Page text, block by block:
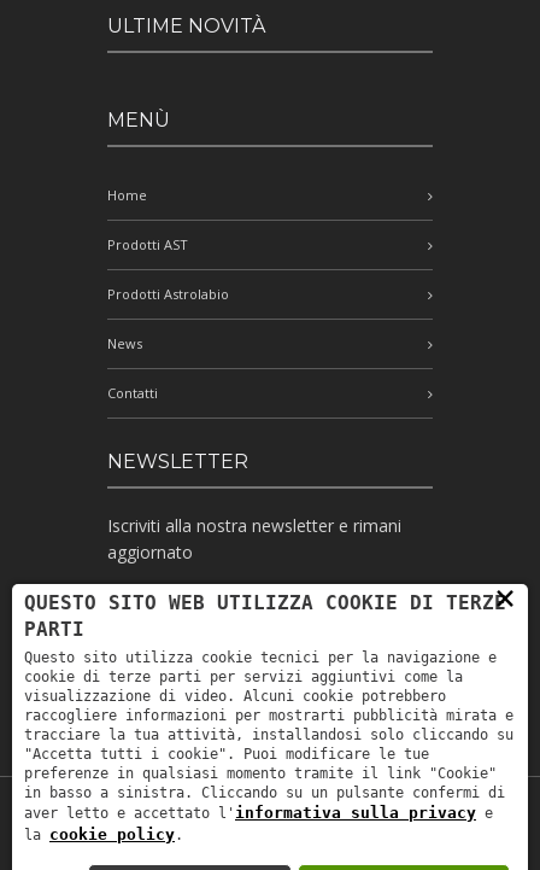
ULTIME NOVITÀ
MENÙ
Home
Prodotti AST
Prodotti Astrolabio
News
Contatti
NEWSLETTER
Iscriviti alla nostra newsletter e rimani
aggiornato
Ho letto l'informativa e autorizzo il
trattamento dei miei dati personali per le
finalità ivi indicate *
Copyright © 2019Astrolabio. P.IVA:
×
QUESTO SITO WEB UTILIZZA COOKIE DI TERZE
PARTI
Questo sito utilizza cookie tecnici per la navigazione e
cookie di terze parti per servizi aggiuntivi come la
visualizzazione di video. Alcuni cookie potrebbero
raccogliere informazioni per mostrarti pubblicità mirata e
tracciare la tua attività, installandosi solo cliccando su
"Accetta tutti i cookie". Puoi modificare le tue
preferenze in qualsiasi momento tramite il link "Cookie"
in basso a sinistra. Cliccando su un pulsante confermi di
aver letto e accettato l' informativa sulla privacy e
la cookie policy.